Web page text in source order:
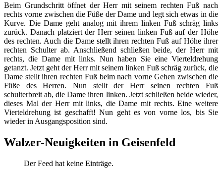
Beim Grundschritt öffnet der Herr mit seinem rechten Fuß nach
rechts vorne zwischen die Füße der Dame und legt sich etwas in die
Kurve. Die Dame geht analog mit ihrem linken Fuß schräg links
zurück. Danach platziert der Herr seinen linken Fuß auf der Höhe
des rechten. Auch die Dame stellt ihren rechten Fuß auf Höhe ihrer
rechten Schulter ab. Anschließend schließen beide, der Herr mit
rechts, die Dame mit links. Nun haben Sie eine Vierteldrehung
getanzt. Jetzt geht der Herr mit seinem linken Fuß schräg zurück, die
Dame stellt ihren rechten Fuß beim nach vorne Gehen zwischen die
Füße des Herren. Nun stellt der Herr seinen rechten Fuß
schulterbreit ab, die Dame ihren linken. Jetzt schließen beide wieder,
dieses Mal der Herr mit links, die Dame mit rechts. Eine weitere
Vierteldrehung ist geschafft! Nun geht es von vorne los, bis Sie
wieder in Ausgangsposition sind.
Walzer-Neuigkeiten in Geisenfeld
Der Feed hat keine Einträge.